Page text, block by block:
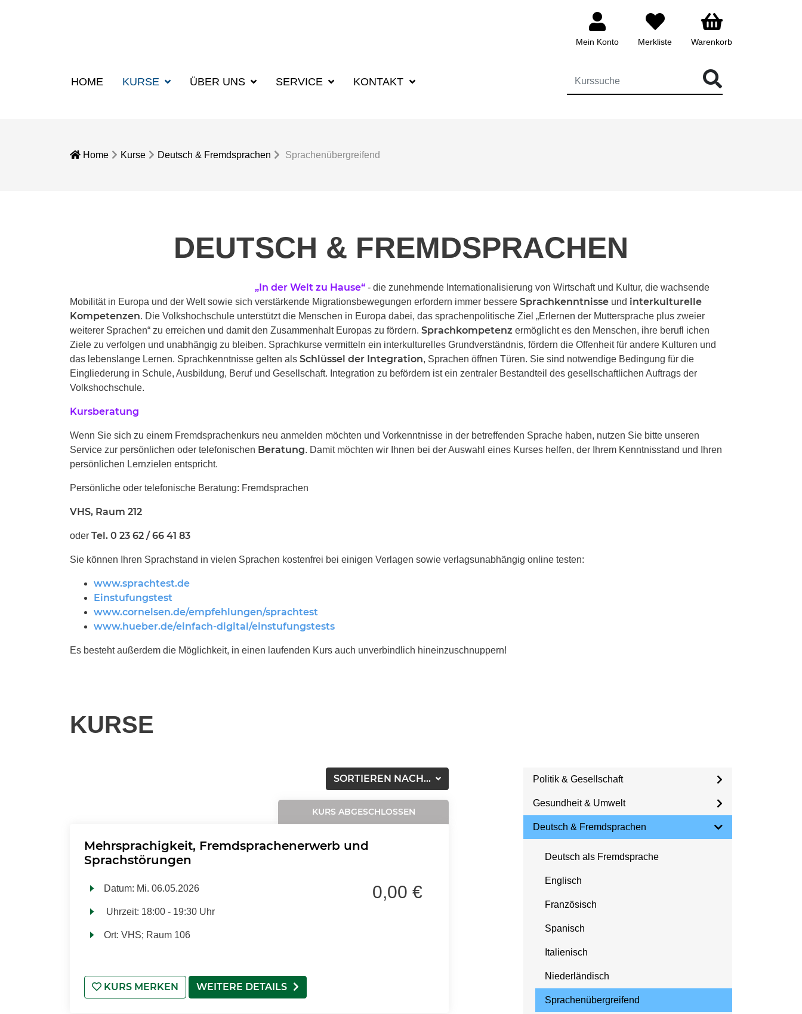
Mein Konto Merkliste Warenkorb
HOME KURSE ÜBER UNS SERVICE KONTAKT
Home Kurse Deutsch & Fremdsprachen Sprachenübergreifend
DEUTSCH & FREMDSPRACHEN
„In der Welt zu Hause“ - die zunehmende Internationalisierung von Wirtschaft und Kultur, die wachsende
Mobilität in Europa und der Welt sowie sich verstärkende Migrationsbewegungen erfordern immer bessere Sprachkenntnisse und interkulturelle
Kompetenzen. Die Volkshochschule unterstützt die Menschen in Europa dabei, das sprachenpolitische Ziel „Erlernen der Muttersprache plus zweier
weiterer Sprachen“ zu erreichen und damit den Zusammenhalt Europas zu fördern. Sprachkompetenz ermöglicht es den Menschen, ihre berufl ichen
Ziele zu verfolgen und unabhängig zu bleiben. Sprachkurse vermitteln ein interkulturelles Grundverständnis, fördern die Offenheit für andere Kulturen und
das lebenslange Lernen. Sprachkenntnisse gelten als Schlüssel der Integration, Sprachen öffnen Türen. Sie sind notwendige Bedingung für die
Eingliederung in Schule, Ausbildung, Beruf und Gesellschaft. Integration zu befördern ist ein zentraler Bestandteil des gesellschaftlichen Auftrags der
Volkshochschule.
Kursberatung
Wenn Sie sich zu einem Fremdsprachenkurs neu anmelden möchten und Vorkenntnisse in der betreffenden Sprache haben, nutzen Sie bitte unseren
Service zur persönlichen oder telefonischen Beratung. Damit möchten wir Ihnen bei der Auswahl eines Kurses helfen, der Ihrem Kenntnisstand und Ihren
persönlichen Lernzielen entspricht.
Persönliche oder telefonische Beratung: Fremdsprachen
VHS, Raum 212
oder Tel. 0 23 62 / 66 41 83
Sie können Ihren Sprachstand in vielen Sprachen kostenfrei bei einigen Verlagen sowie verlagsunabhängig online testen:
www.sprachtest.de
Einstufungstest
www.cornelsen.de/empfehlungen/sprachtest
www.hueber.de/einfach-digital/einstufungstests
Es besteht außerdem die Möglichkeit, in einen laufenden Kurs auch unverbindlich hineinzuschnuppern!
KURSE
SORTIEREN NACH...
KURS ABGESCHLOSSEN
Mehrsprachigkeit, Fremdsprachenerwerb und
Sprachstörungen
Datum: Mi. 06.05.2026
Uhrzeit: 18:00 - 19:30 Uhr
Ort: VHS; Raum 106
0,00 €
KURS MERKEN WEITERE DETAILS
Politik & Gesellschaft
Gesundheit & Umwelt
Deutsch & Fremdsprachen
Deutsch als Fremdsprache
Englisch
Französisch
Spanisch
Italienisch
Niederländisch
Sprachenübergreifend